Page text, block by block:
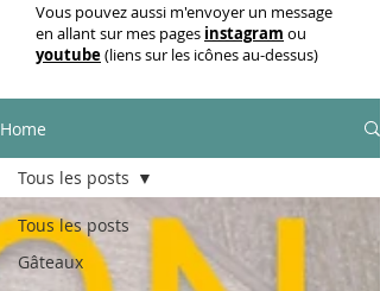
Vous pouvez aussi m'envoyer un message
en allant sur mes pages instagram ou
youtube(liens sur les icônes au-dessus)
Home
Tous les posts
Gâteaux
Tous les posts